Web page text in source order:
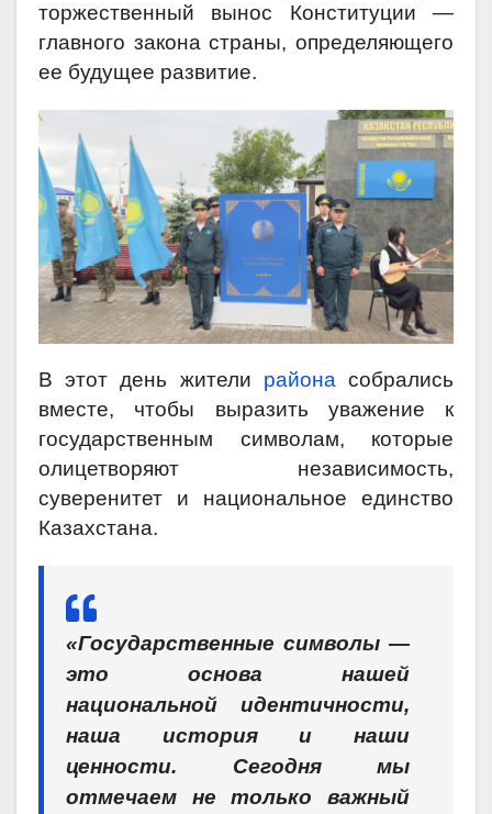
торжественный вынос Конституции —
главного закона страны, определяющего
ее будущее развитие.
В этот день жители района собрались
вместе, чтобы выразить уважение к
государственным символам, которые
олицетворяют независимость,
суверенитет и национальное единство
Казахстана.
«Государственные символы —
это основа нашей
национальной идентичности,
наша история и наши
ценности. Сегодня мы
отмечаем не только важный